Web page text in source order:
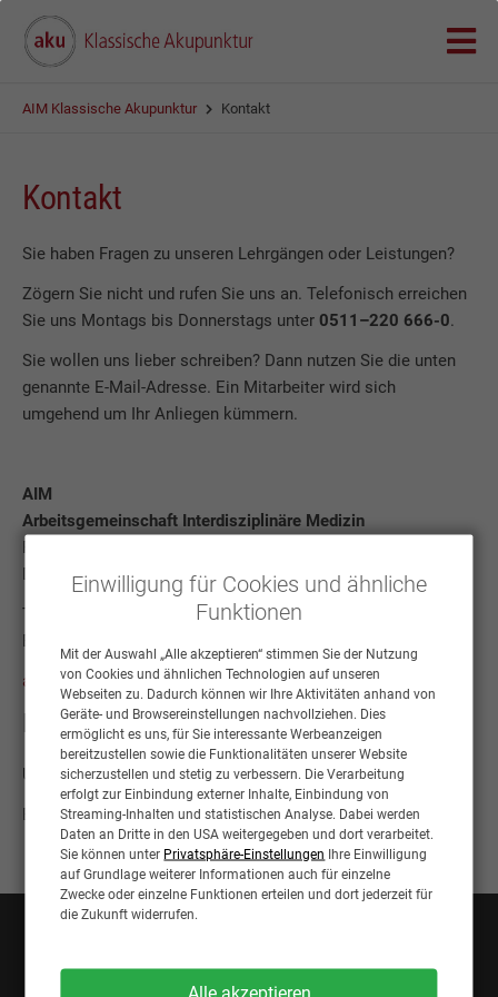
Einwilligung für Cookies und ähnliche
Funktionen
Mit der Auswahl „Alle akzeptieren“ stimmen Sie der Nutzung
von Cookies und ähnlichen Technologien auf unseren
Webseiten zu. Dadurch können wir Ihre Aktivitäten anhand von
Geräte- und Browsereinstellungen nachvollziehen. Dies
ermöglicht es uns, für Sie interessante Werbeanzeigen
bereitzustellen sowie die Funktionalitäten unserer Website
sicherzustellen und stetig zu verbessern. Die Verarbeitung
erfolgt zur Einbindung externer Inhalte, Einbindung von
Streaming-Inhalten und statistischen Analyse. Dabei werden
Daten an Dritte in den USA weitergegeben und dort verarbeitet.
Sie können unter Privatsphäre-Einstellungen Ihre Einwilligung
auf Grundlage weiterer Informationen auch für einzelne
Zwecke oder einzelne Funktionen erteilen und dort jederzeit für
die Zukunft widerrufen.
Alle akzeptieren
AIM Klassische Akupunktur Kontakt
Kontakt
Sie haben Fragen zu unseren Lehrgängen oder Leistungen?
Zögern Sie nicht und rufen Sie uns an. Telefonisch erreichen
Sie uns Montags bis Donnerstags unter 0511–220 666-0.
Sie wollen uns lieber schreiben? Dann nutzen Sie die unten
genannte E-Mail-Adresse. Ein Mitarbeiter wird sich
umgehend um Ihr Anliegen kümmern.
AIM
Arbeitsgemeinschaft Interdisziplinäre Medizin
Podbielskistraße 169
D-30177 Hannover
Telefon: 0511 / 220 666-0
E-Mail:
aim-akademie.info
Kontaktformular
Unser Kontaktformular ist bis auf Weiteres deaktiviert.
Bitte senden Sie uns direkt eine E-Mail mit Ihrem Anliegen.
AIM – Arbeitsgemeinschaft Interdisziplinäre Medizin